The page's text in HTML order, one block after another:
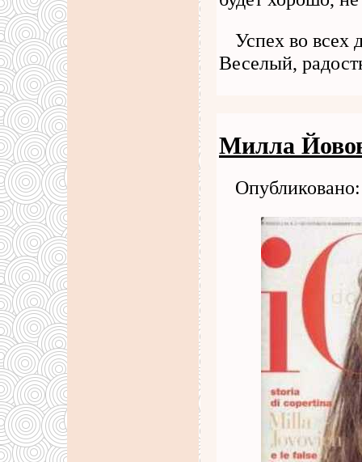
Успех во всех
Веселый,
Милла